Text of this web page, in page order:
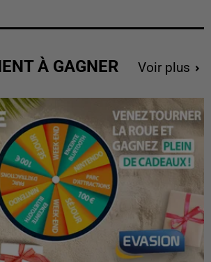
À GAGNER Voir plus